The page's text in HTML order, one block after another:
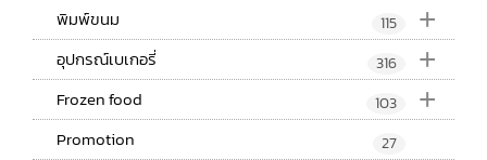
+
พิมพ์ขนม 115
+
อุปกรณ์เบเกอรี่ 316
+
Frozen food 103
Promotion 27